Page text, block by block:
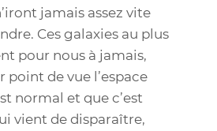
jamais assez vite
Ces galaxies au plus
pour nous à jamais,
point de vue l’espace
normal et que c’est
vient de disparaître,